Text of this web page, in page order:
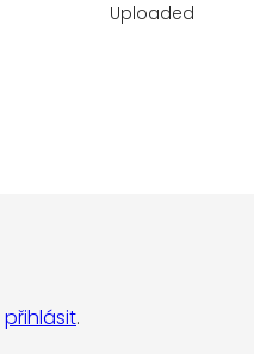
Uploaded
přihlásit.